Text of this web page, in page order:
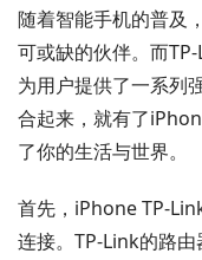
随着智能手机的普及
可或缺的伙伴。而
为用户提供了一系列
合起来，就有了
了你的生活与世界。
首先，iPhone TP-
连接。TP-Link的路